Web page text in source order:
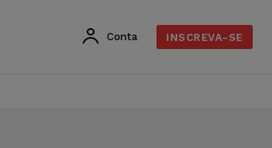
Conta INSCREVA-SE